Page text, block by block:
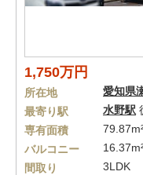
1,750万円
所在地 愛知県
最寄り駅
水野駅
専有面積
バルコニー
間取り
3LDK